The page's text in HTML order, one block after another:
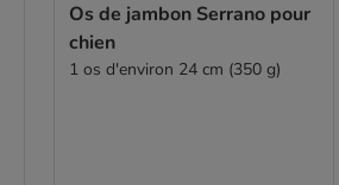
Os de jambon Serrano pour
chien
1 os d'environ 24 cm (350 g)